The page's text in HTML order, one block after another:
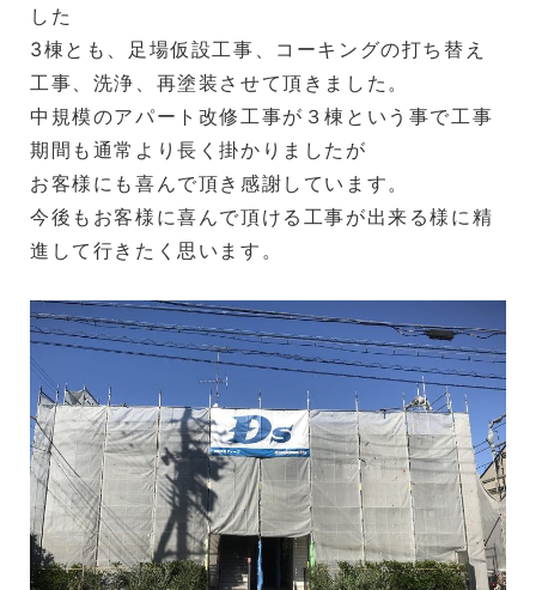
した
3棟とも、足場仮設工事、コーキングの打ち替え
工事、洗浄、再塗装させて頂きました。
中規模のアパート改修工事が３棟という事で工事
期間も通常より長く掛かりましたが
お客様にも喜んで頂き感謝しています。
今後もお客様に喜んで頂ける工事が出来る様に精
進して行きたく思います。